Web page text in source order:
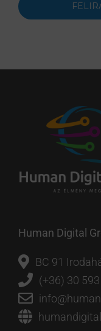
Human Digital
BC 91
(+36) 30